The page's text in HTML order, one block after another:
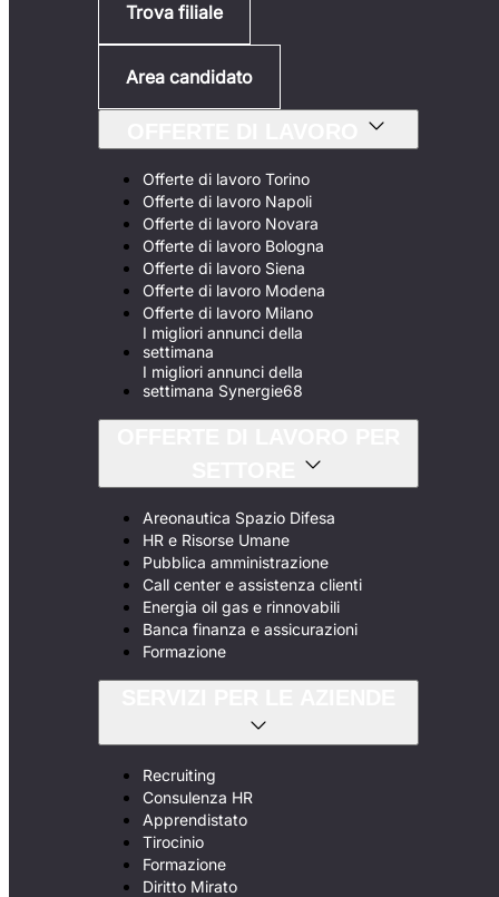
Trova filiale
Area candidato
Offerte di lavoro Torino
Offerte di lavoro Napoli
Offerte di lavoro Novara
Offerte di lavoro Bologna
Offerte di lavoro Siena
Offerte di lavoro Modena
Offerte di lavoro Milano
I migliori annunci della
settimana
I migliori annunci della
settimana Synergie68
Areonautica Spazio Difesa
HR e Risorse Umane
Pubblica amministrazione
Call center e assistenza clienti
Energia oil gas e rinnovabili
Banca finanza e assicurazioni
Formazione
Recruiting
Consulenza HR
Apprendistato
Tirocinio
Formazione
Diritto Mirato